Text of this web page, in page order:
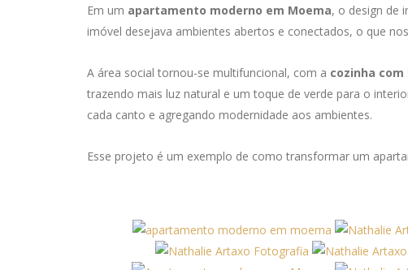
Em um apartamento moderno em Moema, o design de
imóvel desejava ambientes abertos e conectados, o que
A área social tornou-se multifuncional, com a cozinha com
trazendo mais luz natural e um toque de verde para o
cada canto e agregando modernidade aos ambientes.
Esse projeto é um exemplo de como transformar um